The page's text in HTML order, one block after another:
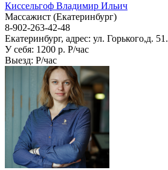
Киссельгоф Владимир Ильич
Массажист (Екатеринбург)
8-902-263-42-48
Екатеринбург, адрес: ул. Горького,д. 51.
У себя: 1200 р. P/час
Выезд: P/час